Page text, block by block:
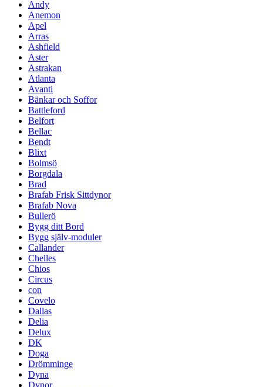
Andy
Anemon
Apel
Arras
Ashfield
Aster
Astrakan
Atlanta
Avanti
Bänkar och Soffor
Battleford
Belfort
Bellac
Bendt
Blixt
Bolmsö
Borgdala
Brad
Brafab Frisk Sittdynor
Brafab Nova
Bullerö
Bygg ditt Bord
Bygg själv-moduler
Callander
Chelles
Chios
Circus
con
Covelo
Dallas
Delia
Delux
DK
Doga
Drömminge
Dyna
Dynor